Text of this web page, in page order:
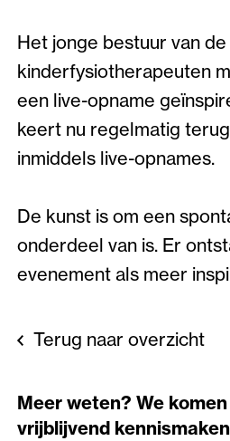
Het jonge bestuur van
kinderfysiotherapeuten
een live-opname
keert nu regelmatig
inmiddels live-opnames.
De kunst is om een
onderdeel van is. Er
evenement als meer
Terug naar overzicht
Meer weten? We
vrijblijvend